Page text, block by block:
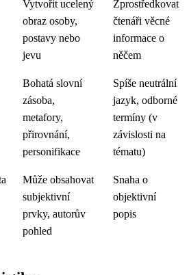
Vytvořit ucelený
obraz osoby,
postavy nebo
jevu
Zprostředkovat
čtenáři věcné
informace o
něčem
Bohatá slovní
zásoba,
metafory,
přirovnání,
personifikace
Spíše neutrální
jazyk, odborné
termíny (v
závislosti na
tématu)
Může obsahovat
subjektivní
prvky, autorův
pohled
Snaha o
objektivní
popis